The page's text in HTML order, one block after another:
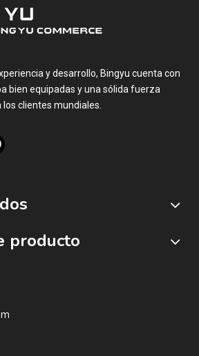
y desarrollo, Bingyu cuenta con
bien equipadas y una sólida fuerza
clientes mundiales.
producto